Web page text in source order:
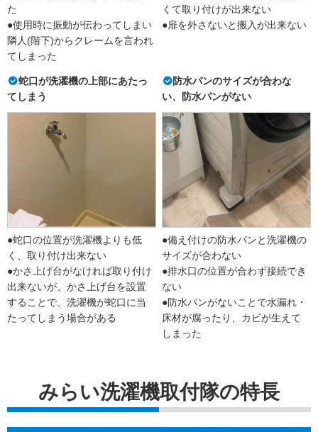
た
●使用時に振動が伝わってしまい
隣人(階下)からクレームを言われ
てしまった
くて取り付けが出来ない
●扉を外さないと搬入が出来ない
蛇口が洗濯機の上部にあたっ
てしまう
●蛇口の位置が洗濯機よりも低
く、取り付け出来ない
●かさ上げ台がなければ取り付け
出来ないが、かさ上げ台を設置
することで、洗濯機が蛇口に当
たってしまう場合がある
防水パンのサイズが合わな
い、防水パンがない
●備え付けの防水パンと洗濯機の
サイズが合わない
●排水口の位置が合わず接続でき
ない
●防水パンがないことで水漏れ・
床材が腐ったり、カビが生えて
しまった
みらい洗濯機取付隊の特長